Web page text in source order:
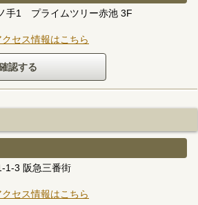
手1 プライムツリー赤池 3F
セス情報はこちら
1-3 阪急三番街
セス情報はこちら